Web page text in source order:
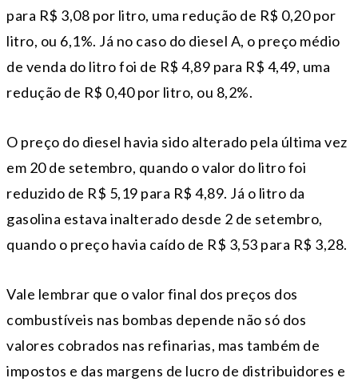
para R$ 3,08 por litro, uma redução de R$ 0,20 por
litro, ou 6,1%. Já no caso do diesel A, o preço médio
de venda do litro foi de R$ 4,89 para R$ 4,49, uma
redução de R$ 0,40 por litro, ou 8,2%.
O preço do diesel havia sido alterado pela última vez
em 20 de setembro, quando o valor do litro foi
reduzido de R$ 5,19 para R$ 4,89. Já o litro da
gasolina estava inalterado desde 2 de setembro,
quando o preço havia caído de R$ 3,53 para R$ 3,28.
Vale lembrar que o valor final dos preços dos
combustíveis nas bombas depende não só dos
valores cobrados nas refinarias, mas também de
impostos e das margens de lucro de distribuidores e